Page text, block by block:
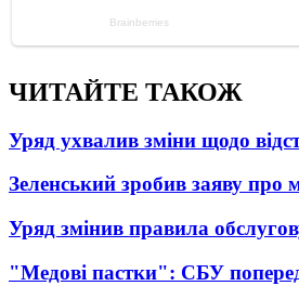
ЧИТАЙТЕ ТАКОЖ
Уряд ухвалив зміни щодо
Зеленський зробив заяву про
Уряд змінив правила
"Медові пастки": СБУ